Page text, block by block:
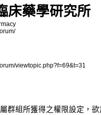
床藥學研究所
viewtopic.php?f=69&t=31
群組所獲得之權限設定，